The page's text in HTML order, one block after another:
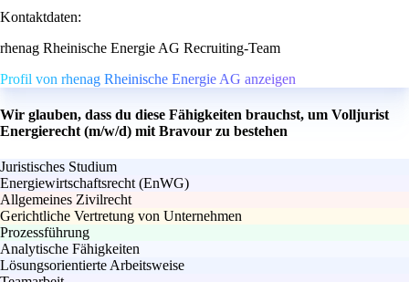
Kontaktdaten:
rhenag Rheinische Energie AG Recruiting-Team
Profil von rhenag Rheinische Energie AG anzeigen
Wir glauben, dass du diese Fähigkeiten brauchst, um Volljurist
Energierecht (m/w/d) mit Bravour zu bestehen
Juristisches Studium
Energiewirtschaftsrecht (EnWG)
Allgemeines Zivilrecht
Gerichtliche Vertretung von Unternehmen
Prozessführung
Analytische Fähigkeiten
Lösungsorientierte Arbeitsweise